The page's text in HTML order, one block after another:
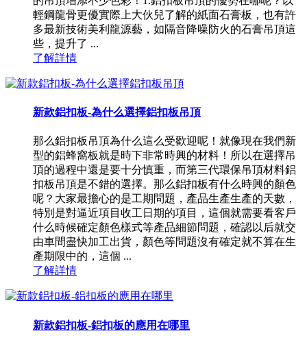
輕鋼龍骨更優實際上大伙兒了解的紙面石膏板，也有許
多最新技術美利龍源藝，如隔音降噪防火的石膏吊頂這
些，提升了 ...
了解詳情
新款鋁扣板-為什么選擇鋁扣板吊頂
那么鋁扣板吊頂為什么這么受歡迎呢！就像現在我們新
型的鋁蜂窩板就是時下非常時興的材料！所以在選擇吊
頂的過程中還是要十分慎重，而第三代環保吊頂材料鋁
扣板吊頂是不錯的選擇。那么鋁扣板有什么時興的顏色
呢？大家最擔心的是工期問題，產品生產生產的天數，
特別是對逼近項目收工日期的項目，這個就需要看客戶
什么時候確定顏色樣式等產品細節問題，確認以后就交
由車間盡快加工出貨，顏色等問題沒有確定就不算在生
產期限中的，這個 ...
了解詳情
新款鋁扣板-鋁扣板的應用在哪里